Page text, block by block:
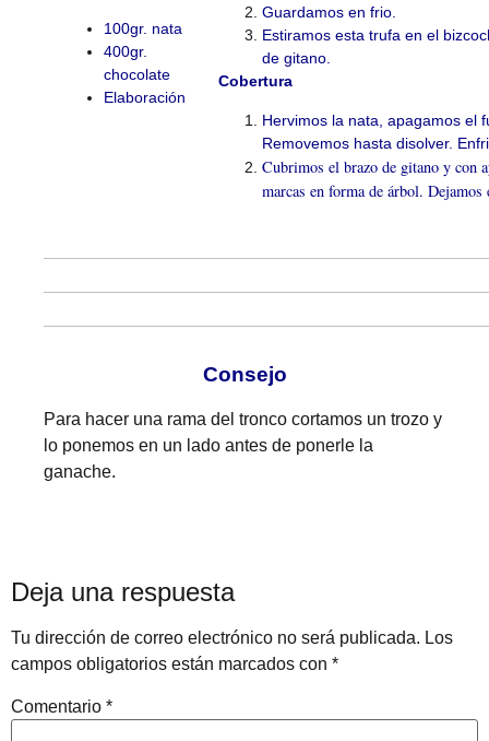
100gr. nata
400gr.
chocolate
Elaboración
Guardamos en frio.
Estiramos esta trufa en el
de gitano.
Cobertura
Hervimos la nata, apagamos el
Removemos hasta disolver.
Cubrimos el brazo de gitano y con
marcas en forma de árbol.
Consejo
Para hacer una rama del tronco cortamos un trozo y
lo ponemos en un lado antes de ponerle la
ganache.
Deja una respuesta
Tu dirección de correo electrónico no será publicada. Los
campos obligatorios están marcados con *
Comentario *